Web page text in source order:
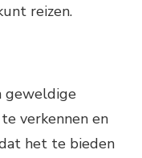
reizen.
geweldige
verkennen en
het te bieden